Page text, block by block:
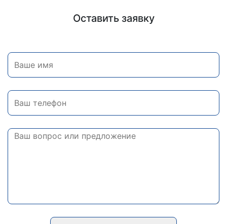
Оставить заявку